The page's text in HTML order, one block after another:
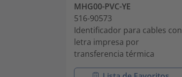
MHG00-PVC-YE
516-90573
Identificador para cables con
letra impresa por
transferencia térmica